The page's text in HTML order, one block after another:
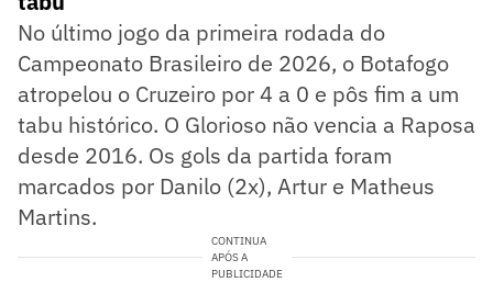
No último jogo da primeira rodada do
Campeonato Brasileiro de 2026, o Botafogo
atropelou o Cruzeiro por 4 a 0 e pôs fim a um
tabu histórico. O Glorioso não vencia a Raposa
desde 2016. Os gols da partida foram
marcados por Danilo (2x), Artur e Matheus
Martins.
CONTINUA
APÓS A
PUBLICIDADE